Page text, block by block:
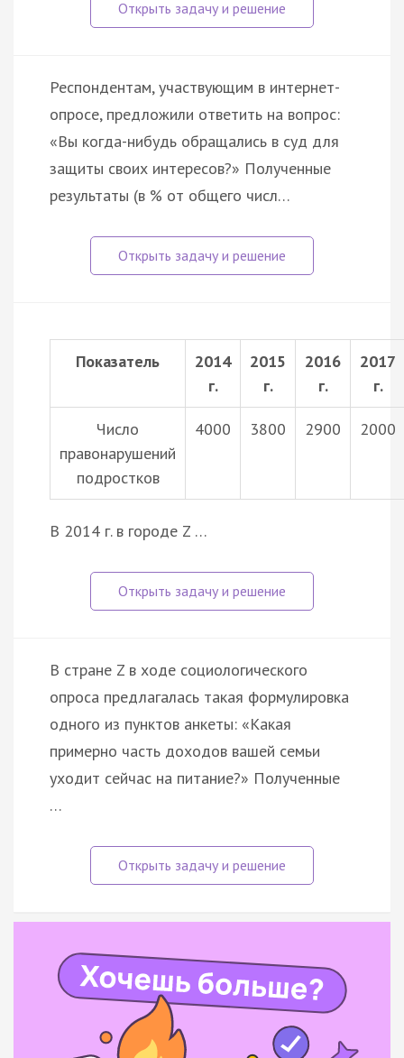
Респондентам, участвующим в интернет-
опросе, предложили ответить на вопрос:
«Вы когда-нибудь обращались в суд для
защиты своих интересов?» Полученные
результаты (в % от общего числ…
Показатель
2014
г.
2015
г.
2016
г.
2017
г.
Число
правонарушений
подростков
4000 3800 2900 2000
В 2014 г. в городе Z …
В стране Z в ходе социологического
опроса предлагалась такая формулировка
одного из пунктов анкеты: «Какая
примерно часть доходов вашей семьи
уходит сейчас на питание?» Полученные
…